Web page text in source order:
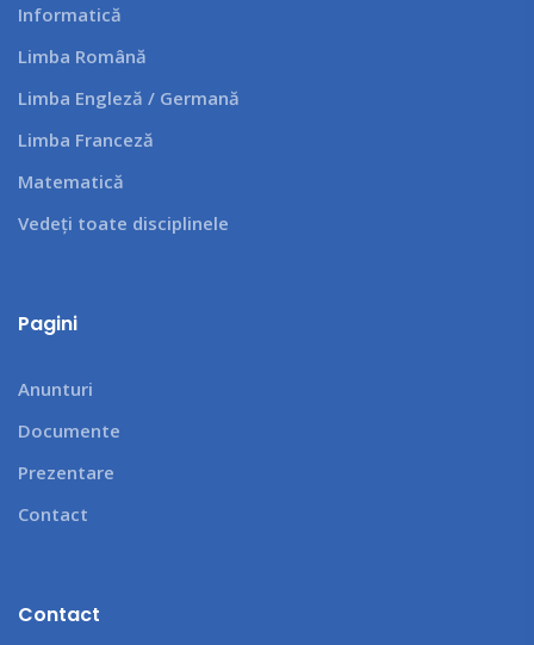
Informatică
Limba Română
Limba Engleză / Germană
Limba Franceză
Matematică
Vedeți toate disciplinele
Pagini
Anunturi
Documente
Prezentare
Contact
Contact